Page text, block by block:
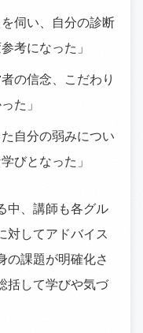
伺い、自分の診断
考になった」
の信念、こだわり
た」
自分の弱みについ
びとなった」
中、講師も各グル
対してアドバイス
の課題が明確化さ
括して学びや気づ